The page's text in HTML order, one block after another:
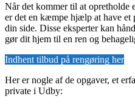
Når det kommer til at opretholde
er det en kæmpe hjælp at have et
din side. Disse eksperter kan
gør dit hjem til en ren og
Indhent tilbud på rengøring her
Her er nogle af de opgaver, et
private i Udby: